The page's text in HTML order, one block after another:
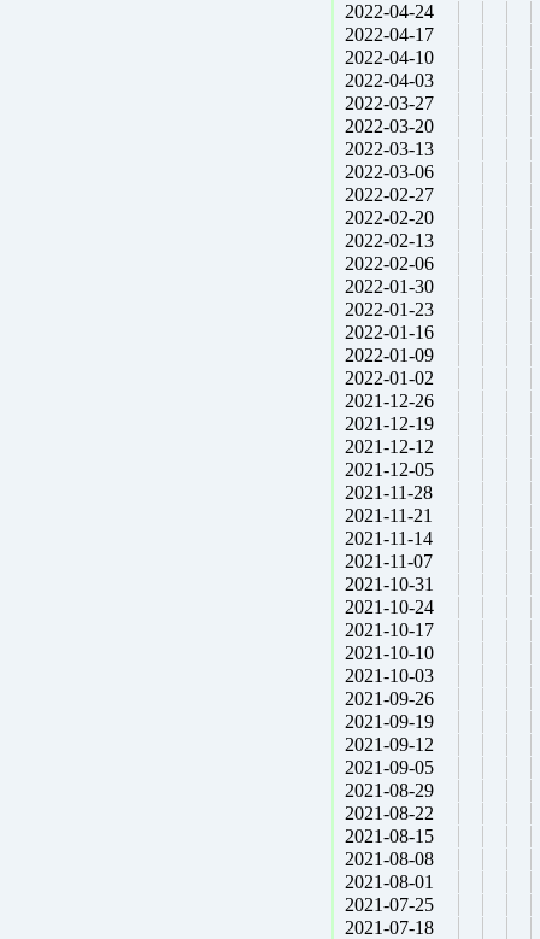
2022-04-24
2022-04-17
2022-04-10
2022-04-03
2022-03-27
2022-03-20
2022-03-13
2022-03-06
2022-02-27
2022-02-20
2022-02-13
2022-02-06
2022-01-30
2022-01-23
2022-01-16
2022-01-09
2022-01-02
2021-12-26
2021-12-19
2021-12-12
2021-12-05
2021-11-28
2021-11-21
2021-11-14
2021-11-07
2021-10-31
2021-10-24
2021-10-17
2021-10-10
2021-10-03
2021-09-26
2021-09-19
2021-09-12
2021-09-05
2021-08-29
2021-08-22
2021-08-15
2021-08-08
2021-08-01
2021-07-25
2021-07-18